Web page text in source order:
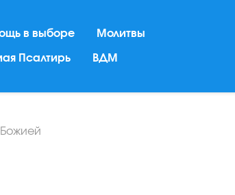
в выборе Молитвы
Псалтирь ВДМ